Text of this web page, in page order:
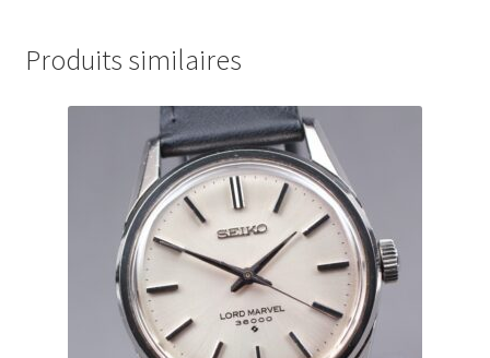
Produits similaires